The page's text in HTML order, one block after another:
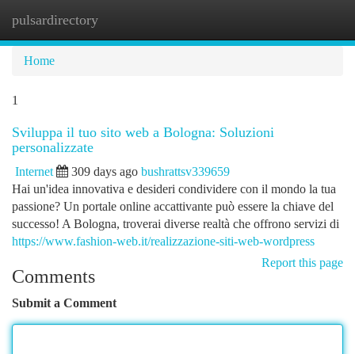
pulsardirectory
Home
1
Sviluppa il tuo sito web a Bologna: Soluzioni
personalizzate
Internet 309 days ago bushrattsv339659
Hai un'idea innovativa e desideri condividere con il mondo la tua
passione? Un portale online accattivante può essere la chiave del
successo! A Bologna, troverai diverse realtà che offrono servizi di
https://www.fashion-web.it/realizzazione-siti-web-wordpress
Report this page
Comments
Submit a Comment